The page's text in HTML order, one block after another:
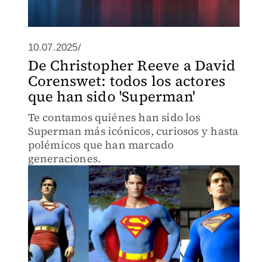
10.07.2025/
De Christopher Reeve a David
Corenswet: todos los actores
que han sido 'Superman'
Te contamos quiénes han sido los
Superman más icónicos, curiosos y hasta
polémicos que han marcado
generaciones.